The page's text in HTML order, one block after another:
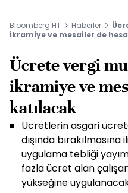
Bloomberg HT Haberler
ikramiye ve mesailer de
Ücrete vergi
ikramiye ve
katılacak
Ücretlerin asgari
dışında
uygulama tebliği
fazla ücret alan
yükseğine